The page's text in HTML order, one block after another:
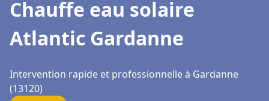
Chauffe eau solaire
Atlantic Gardanne
Intervention rapide et professionnelle à Gardanne
(13120)